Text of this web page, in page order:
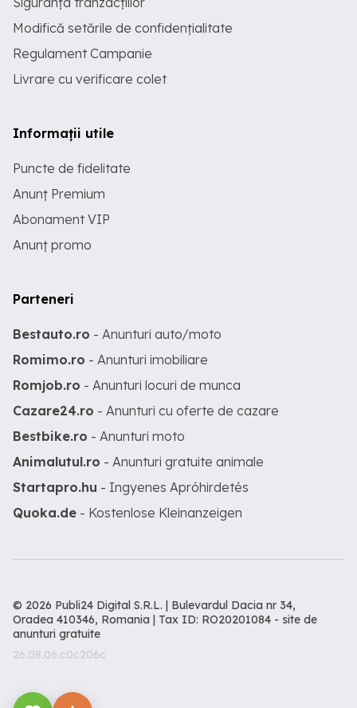
Modifică setările de confidențialitate
Regulament Campanie
Livrare cu verificare colet
Informații utile
Puncte de fidelitate
Anunț Premium
Abonament VIP
Anunț promo
Parteneri
Bestauto.ro - Anunturi auto/moto
Romimo.ro - Anunturi imobiliare
Romjob.ro - Anunturi locuri de munca
Cazare24.ro - Anunturi cu oferte de cazare
Bestbike.ro - Anunturi moto
Animalutul.ro - Anunturi gratuite animale
Startapro.hu - Ingyenes Apróhirdetés
Quoka.de - Kostenlose Kleinanzeigen
© 2026 Publi24 Digital S.R.L. | Bulevardul Dacia nr 34,
Oradea 410346, Romania | Tax ID: RO20201084 - site de
anunturi gratuite
26.08.06.c0c206c